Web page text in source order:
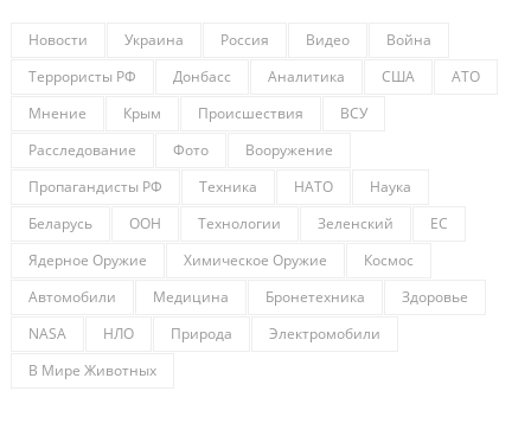
Новости Украина Россия Видео
Война
Террористы РФ
Донбасс Аналитика США
АТО
Мнение
Крым Происшествия
ВСУ
Расследование
Фото
Вооружение
Пропагандисты РФ
Техника НАТО
Наука
Беларусь
ООН Технологии Зеленский
ЕС
Ядерное Оружие
Химическое Оружие
Космос
Автомобили
Медицина Бронетехника
Здоровье
NASA
НЛО Природа
Электромобили
В Мире Животных